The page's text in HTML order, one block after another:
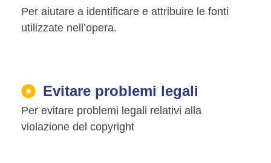
Per aiutare a identificare e attribuire le fonti
utilizzate nell’opera.
Evitare problemi legali
Per evitare problemi legali relativi alla
violazione del copyright